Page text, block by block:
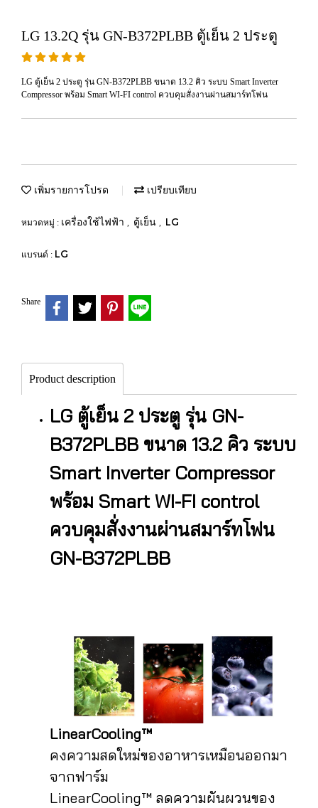
LG 13.2Q รุ่น GN-B372PLBB ตู้เย็น 2 ประตู
LG ตู้เย็น 2 ประตู รุ่น GN-B372PLBB ขนาด 13.2 คิว ระบบ Smart Inverter
Compressor พร้อม Smart WI-FI control ควบคุมสั่งงานผ่านสมาร์ทโฟน
เพิ่มรายการโปรด เปรียบเทียบ
หมวดหมู่ : เครื่องใช้ไฟฟ้า , ตู้เย็น , LG
แบรนด์ : LG
Share
Product description
LG ตู้เย็น 2 ประตู รุ่น GN-
B372PLBB ขนาด 13.2 คิว ระบบ
Smart Inverter Compressor
พร้อม Smart WI-FI control
ควบคุมสั่งงานผ่านสมาร์ทโฟน
GN-B372PLBB
LinearCooling™
คงความสดใหม่ของอาหารเหมือนออกมา
จากฟาร์ม
LinearCooling™ ลดความผันผวนของ